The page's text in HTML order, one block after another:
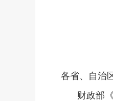
各省、自治
财政部